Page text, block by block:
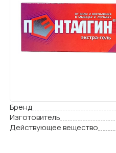
Бренд
Изготовитель
Действующее вещество